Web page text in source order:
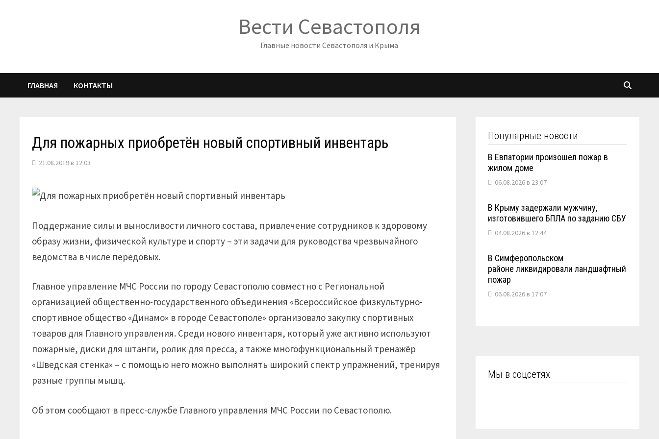
Вести Севастополя
Главные новости Севастополя и Крыма
ГЛАВНАЯ КОНТАКТЫ
Для пожарных приобретён новый спортивный инвентарь
21.08.2019 в 12:03
Поддержание силы и выносливости личного состава, привлечение сотрудников к здоровому
образу жизни, физической культуре и спорту – эти задачи для руководства чрезвычайного
ведомства в числе передовых.
Главное управление МЧС России по городу Севастополю совместно с Региональной
организацией общественно-государственного объединения «Всероссийское физкультурно-
спортивное общество «Динамо» в городе Севастополе» организовало закупку спортивных
товаров для Главного управления. Среди нового инвентаря, который уже активно используют
пожарные, диски для штанги, ролик для пресса, а также многофункциональный тренажёр
«Шведская стенка» – с помощью него можно выполнять широкий спектр упражнений, тренируя
разные группы мышц.
Об этом сообщают в пресс-службе Главного управления МЧС России по Севастополю.
Популярные новости
В Евпатории произошел пожар в
жилом доме
06.08.2026 в 23:07
В Крыму задержали мужчину,
изготовившего БПЛА по заданию СБУ
04.08.2026 в 12:44
В Симферопольском
районе ликвидировали ландшафтный
пожар
06.08.2026 в 17:07
Мы в соцсетях